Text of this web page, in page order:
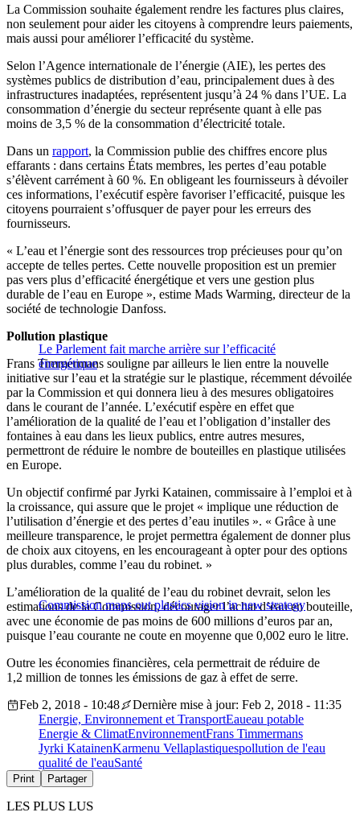
La Commission souhaite également rendre les factures plus claires,
non seulement pour aider les citoyens à comprendre leurs paiements,
mais aussi pour améliorer l’efficacité du système.
Selon l’Agence internationale de l’énergie (AIE), les pertes des
systèmes publics de distribution d’eau, principalement dues à des
infrastructures inadaptées, représentent jusqu’à 24 % dans l’UE. La
consommation d’énergie du secteur représente quant à elle pas
moins de 3,5 % de la consommation d’électricité totale.
Dans un rapport, la Commission publie des chiffres encore plus
effarants : dans certains États membres, les pertes d’eau potable
s’élèvent carrément à 60 %. En obligeant les fournisseurs à dévoiler
ces informations, l’exécutif espère favoriser l’efficacité, puisque les
citoyens pourraient s’offusquer de payer pour les erreurs des
fournisseurs.
« L’eau et l’énergie sont des ressources trop précieuses pour qu’on
accepte de telles pertes. Cette nouvelle proposition est un premier
pas vers plus d’efficacité énergétique et vers une gestion plus
durable de l’eau en Europe », estime Mads Warming, directeur de la
société de technologie Danfoss.
Le Parlement fait marche arrière sur l’efficacité
énergétique
Pollution plastique
Frans Timmermans souligne par ailleurs le lien entre la nouvelle
initiative sur l’eau et la stratégie sur le plastique, récemment dévoilée
par la Commission et qui donnera lieu à des mesures obligatoires
dans le courant de l’année. L’exécutif espère en effet que
l’amélioration de la qualité de l’eau et l’obligation d’installer des
fontaines à eau dans les lieux publics, entre autres mesures,
permettront de réduire le nombre de bouteilles en plastique utilisées
en Europe.
Un objectif confirmé par Jyrki Katainen, commissaire à l’emploi et à
la croissance, qui assure que le projet « implique une réduction de
l’utilisation d’énergie et des pertes d’eau inutiles ». « Grâce à une
meilleure transparence, le projet permettra également de donner plus
de choix aux citoyens, en les encourageant à opter pour des options
plus durables, comme l’eau du robinet. »
Commission maps out plastics vision in new strategy
L’amélioration de la qualité de l’eau du robinet devrait, selon les
estimations de la Commission, décourager l’achat d’eau en bouteille,
avec une économie de pas moins de 600 millions d’euros par an,
puisque l’eau courante ne coute en moyenne que 0,002 euro le litre.
Outre les économies financières, cela permettrait de réduire de
1,2 million de tonnes les émissions de gaz à effet de serre.
Feb 2, 2018 - 10:48
Dernière mise à jour: Feb 2, 2018 - 11:35
Energie, Environnement et TransportEaueau potable
Energie & ClimatEnvironnementFrans Timmermans
Jyrki KatainenKarmenu Vellaplastiquespollution de l'eau
qualité de l'eauSanté
Print Partager
LES PLUS LUS